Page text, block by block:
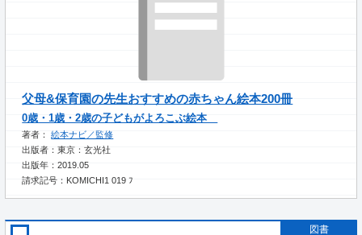
父母&保育園の先生おすすめの赤ちゃん絵本200冊
0歳・1歳・2歳の子どもがよろこぶ絵本
著者：絵本ナビ／監修
出版者：東京：玄光社
出版年：2019.05
請求記号：KOMICHI1 019 ﾌ
図書